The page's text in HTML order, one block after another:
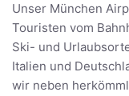
Unser München
Touristen vom
Ski- und
Italien und
wir neben